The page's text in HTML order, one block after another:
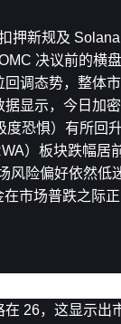
押新规及
决议前的横
调态势，整体
显示，今日加
度恐惧）有所回
）板块跌幅居
风险偏好依然低
市场普跌之际
26，这显示出